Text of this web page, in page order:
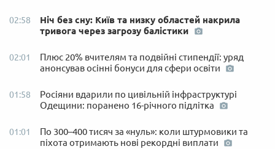
02:58
Ніч без сну: Київ та низку областей накрила
тривога через загрозу балістики
02:01
Плюс 20% вчителям та подвійні стипендії: уряд
анонсував осінні бонуси для сфери освіти
01:58
Росіяни вдарили по цивільній інфраструктурі
Одещини: поранено 16-річного підлітка
01:01
По 300–400 тисяч за «нуль»: коли штурмовики та
піхота отримають нові рекордні виплати